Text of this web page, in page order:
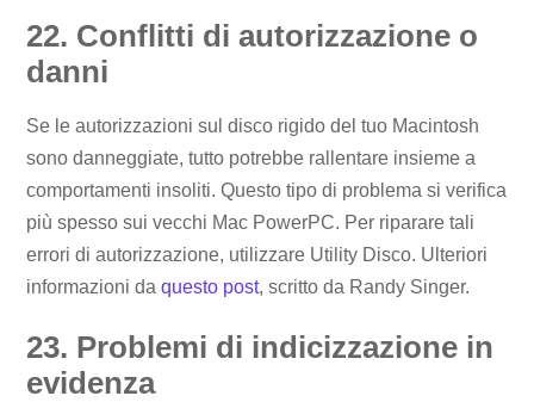
22. Conflitti di autorizzazione o
danni
Se le autorizzazioni sul disco rigido del tuo Macintosh
sono danneggiate, tutto potrebbe rallentare insieme a
comportamenti insoliti. Questo tipo di problema si verifica
più spesso sui vecchi Mac PowerPC. Per riparare tali
errori di autorizzazione, utilizzare Utility Disco. Ulteriori
informazioni daquesto post, scritto da Randy Singer.
23. Problemi di indicizzazione in
evidenza